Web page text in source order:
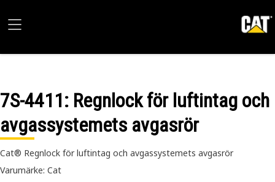
7S-4411: Regnlock för luftintag och
avgassystemets avgasrör
Cat® Regnlock för luftintag och avgassystemets avgasrör
Varumärke: Cat